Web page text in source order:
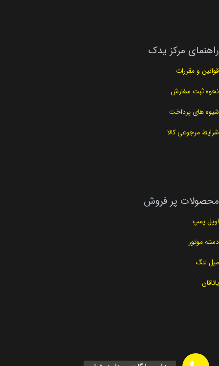
راهنمای مرکز یدک
قوانین و مقررات
نحوه ثبت سفارش
شیوه های پرداخت
شرایط مرجوعی کالا
محصولات پر فروش
اویل پمپ
دسته موتور
میل لنگ
یاتاقان